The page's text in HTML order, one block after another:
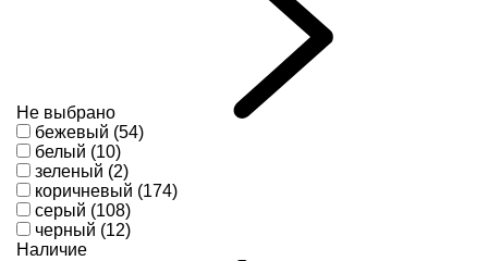
Не выбрано
бежевый (54)
белый (10)
зеленый (2)
коричневый (174)
серый (108)
черный (12)
Наличие